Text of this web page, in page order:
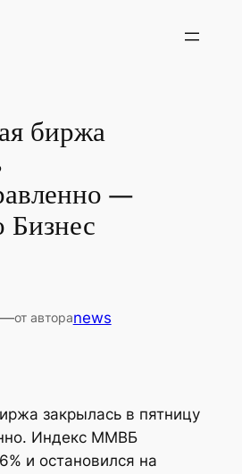
биржа
—
Бизнес
—от автораnews
закрылась в пятницу
Индекс ММВБ
и остановился на